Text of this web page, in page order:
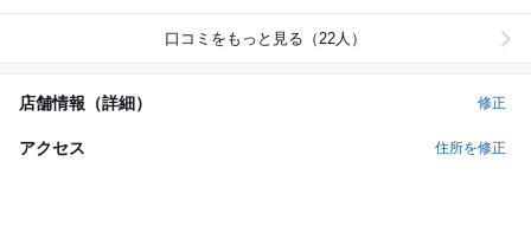
口コミをもっと見る（22人）
店舗情報（詳細） 修正
アクセス 住所を修正